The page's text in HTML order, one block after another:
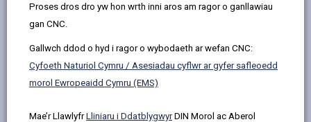
Proses dros dro yw hon wrth inni aros am ragor o ganllawiau
gan CNC.
Gallwch ddod o hyd i ragor o wybodaeth ar wefan CNC:
Cyfoeth Naturiol Cymru / Asesiadau cyflwr ar gyfer safleoedd
morol Ewropeaidd Cymru (EMS)
Mae’r LlawlyfrLliniaru i DdatblygwyrDIN Morol ac Aberol
Cyfrifiannell newydd Cymru gyfan
(10/12/2025)